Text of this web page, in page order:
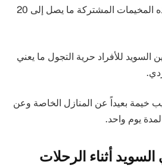
تكلف اﻹقامة في مثل هذه المخيمات المشتركة ما يصل إلى 20
السويد للأفراد حرية التجول ما يعني
خيمة بعيداً عن المنازل الخاصة وعن
يوم واحد.
أثناء الرحلات